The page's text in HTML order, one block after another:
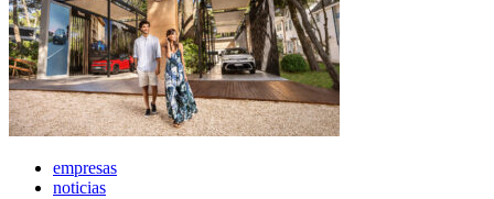
empresas
noticias